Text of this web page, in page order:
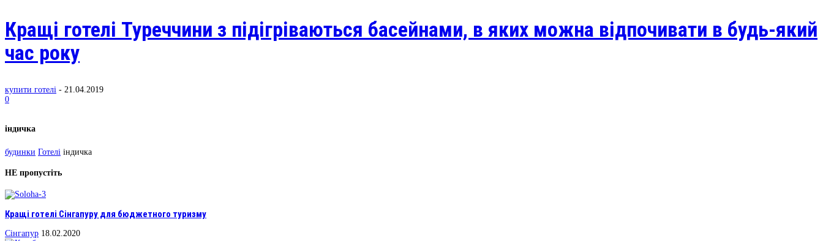
Кращі готелі Туреччини з підігріваються басейнами, в яких можна відпочивати в будь-який
час року
купити готелі - 21.04.2019
0
індичка
будинки Готелі індичка
НЕ пропустіть
Кращі готелі Сінгапуру для бюджетного туризму
Сінгапур 18.02.2020